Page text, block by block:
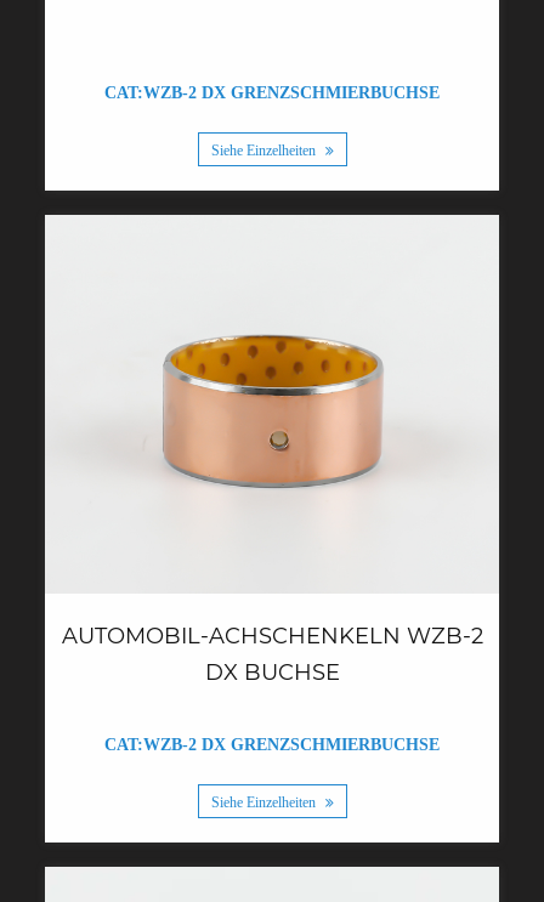
CAT:WZB-2 DX GRENZSCHMIERBUCHSE
Siehe Einzelheiten
AUTOMOBIL-ACHSCHENKELN WZB-2
DX BUCHSE
CAT:WZB-2 DX GRENZSCHMIERBUCHSE
Siehe Einzelheiten